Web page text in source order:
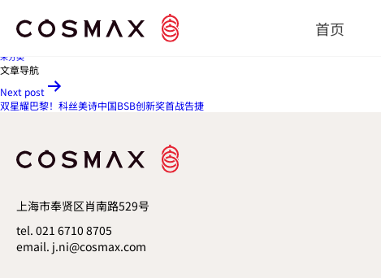
首页
Published 2026年4月15日By
seadmin
未分类
文章导航
Next post
双星耀巴黎！科丝美诗中国BSB创新奖首战告捷
上海市奉贤区肖南路529号
tel. 021 6710 8705
email. j.ni@cosmax.com